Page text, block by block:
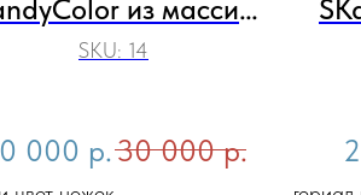
из массива
дерева с мягким
SKU: 14
000 р.30 000 р.